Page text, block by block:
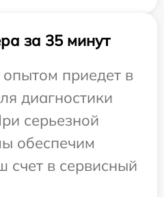
за 35 минут
приедет в
диагностики
серьезной
обеспечим
счет в сервисный